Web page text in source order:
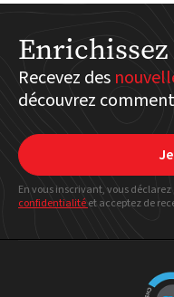
Recevez des
découvrez
En vous inscrivant, vous
confidentialitéet acceptez de